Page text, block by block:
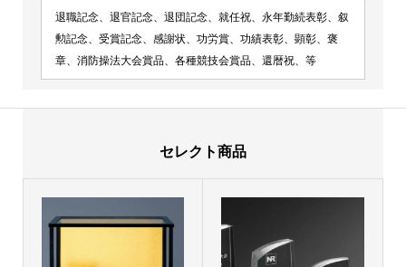
退職記念、退官記念、退団記念、就任祝、永年勤続表彰、叙
勲記念、受賞記念、感謝状、功労賞、功績表彰、顕彰、褒
章、消防操法大会賞品、各種競技会賞品、還暦祝、等
セレクト商品